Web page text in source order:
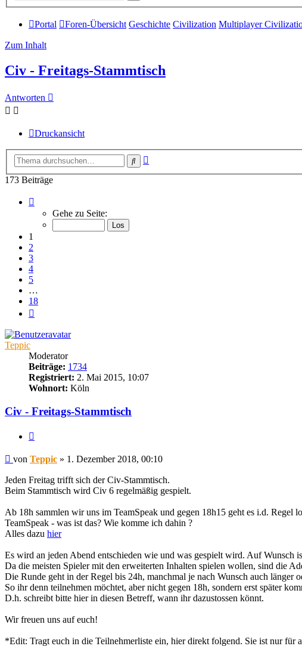
Portal Foren-Übersicht Geschichte Civilization Multiplayer
Zum Inhalt
Civ - Freitags-Stammtisch
Antworten
Druckansicht
Suche
173 Beiträge
von
Gehe zu Seite:
1
2
3
4
5
…
18
Teppic
Moderator
Beiträge: 1734
Registriert: 2. Mai 2015, 10:07
Wohnort: Köln
Civ - Freitags-Stammtisch
Beitrag
von Teppic » 1. Dezember 2018, 00:10
Jeden Freitag trifft sich der Civ-Stammtisch.
Beim Stammtisch wird Civ 6 regelmäßig gespielt.
Ab 18h sammlen wir uns im TeamSpeak und gegen 18h15 geht es i.d. Regel
TeamSpeak - was ist das? Wie komme ich dahin ?
Alles dazu hier
Es wird an jeden Abend entschieden wie und was gespielt wird. Auf Wunsch
Da die meisten Spieler mit den erweiterten Inhalten spielen wollen, sind die
Die Runde geht in der Regel bis 24h, manchmal je nach Wunsch auch länger
So ihr denn teilnehmen möchtet, aber nicht gegen 18h, sondern erst später
D.h. schreibt bitte hier in diesen Betreff, wann ihr dazustossen könnt.
Wir freuen uns auf euch!
*Edit: Tragt euch in die Teilnehmerliste ein, hier direkt folgend. Sie ist nur für